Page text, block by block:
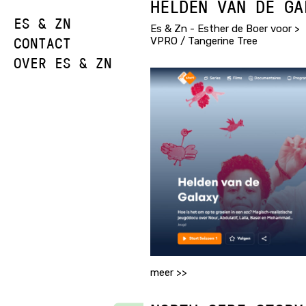
ES & ZN
CONTACT
OVER ES & ZN
HELDEN VAN DE
Es & Zn - Esther de Boer voor >
VPRO / Tangerine Tree
meer >>